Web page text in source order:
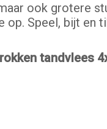
ook grotere
Speel, bijt en
tandvlees